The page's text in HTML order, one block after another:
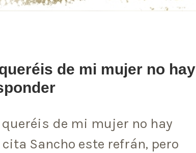
de mi mujer no hay
de mi mujer no hay
Sancho este refrán, pero